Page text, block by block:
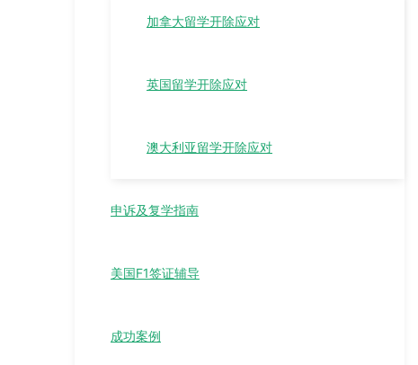
加拿大留学开除应对
英国留学开除应对
澳大利亚留学开除应对
申诉及复学指南
美国F1签证辅导
成功案例